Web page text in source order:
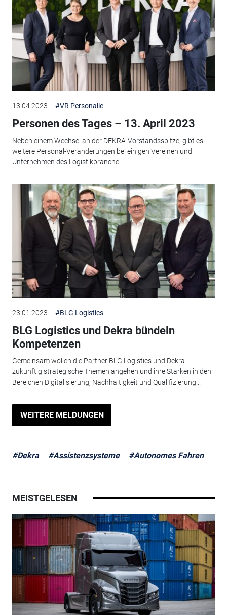
13.04.2023 #VR Personalie
Personen des Tages – 13. April 2023
Neben einem Wechsel an der DEKRA-Vorstandsspitze, gibt es
weitere Personal-Veränderungen bei einigen Vereinen und
Unternehmen des Logistikbranche.
23.01.2023 #BLG Logistics
BLG Logistics und Dekra bündeln
Kompetenzen
Gemeinsam wollen die Partner BLG Logistics und Dekra
zukünftig strategische Themen angehen und ihre Stärken in den
Bereichen Digitalisierung, Nachhaltigkeit und Qualifizierung...
WEITERE MELDUNGEN
#Dekra #Assistenzsysteme #Autonomes Fahren
MEISTGELESEN